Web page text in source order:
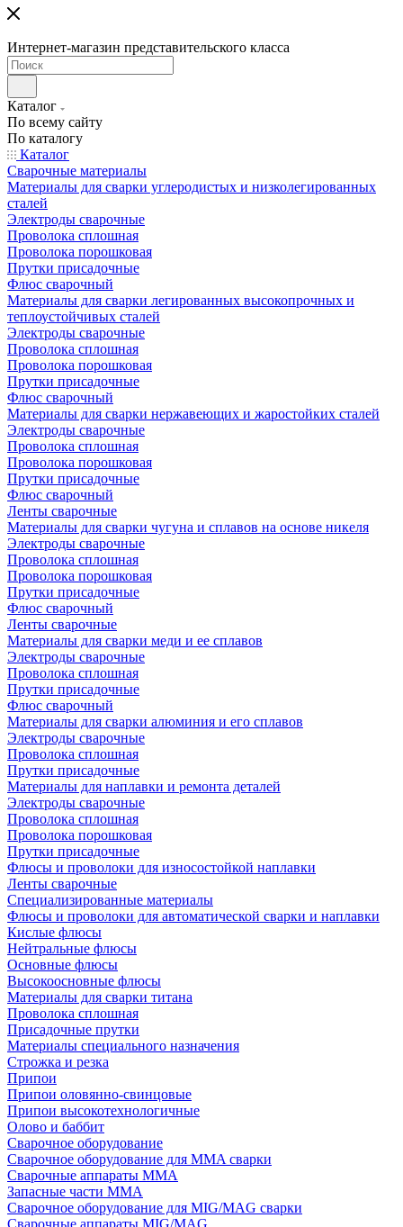
Интернет-магазин представительского класса
Каталог
По всему сайту
По каталогу
Каталог
Сварочные материалы
Материалы для сварки углеродистых и низколегированных
сталей
Электроды сварочные
Проволока сплошная
Проволока порошковая
Прутки присадочные
Флюс сварочный
Материалы для сварки легированных высокопрочных и
теплоустойчивых сталей
Электроды сварочные
Проволока сплошная
Проволока порошковая
Прутки присадочные
Флюс сварочный
Материалы для сварки нержавеющих и жаростойких сталей
Электроды сварочные
Проволока сплошная
Проволока порошковая
Прутки присадочные
Флюс сварочный
Ленты сварочные
Материалы для сварки чугуна и сплавов на основе никеля
Электроды сварочные
Проволока сплошная
Проволока порошковая
Прутки присадочные
Флюс сварочный
Ленты сварочные
Материалы для сварки меди и ее сплавов
Электроды сварочные
Проволока сплошная
Прутки присадочные
Флюс сварочный
Материалы для сварки алюминия и его сплавов
Электроды сварочные
Проволока сплошная
Прутки присадочные
Материалы для наплавки и ремонта деталей
Электроды сварочные
Проволока сплошная
Проволока порошковая
Прутки присадочные
Флюсы и проволоки для износостойкой наплавки
Ленты сварочные
Специализированные материалы
Флюсы и проволоки для автоматической сварки и наплавки
Кислые флюсы
Нейтральные флюсы
Основные флюсы
Высокоосновные флюсы
Материалы для сварки титана
Проволока сплошная
Присадочные прутки
Материалы специального назначения
Строжка и резка
Припои
Припои оловянно-свинцовые
Припои высокотехнологичные
Олово и баббит
Сварочное оборудование
Сварочное оборудование для MMA сварки
Сварочные аппараты MMA
Запасные части MMA
Сварочное оборудование для MIG/MAG сварки
Сварочные аппараты MIG/MAG